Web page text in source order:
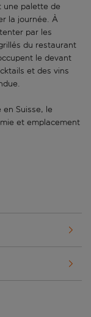
une palette de
la journée. À
par les
du restaurant
le devant
et des vins
Suisse, le
et emplacement